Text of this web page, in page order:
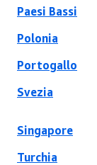
Paesi Bassi
Polonia
Portogallo
Svezia
Singapore
Turchia